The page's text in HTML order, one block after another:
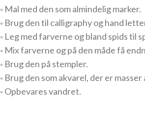
◦ Mal med den som almindelig marker.
◦ Brug den til calligraphy og hand
◦ Leg med farverne og bland spids til
◦ Mix farverne og på den måde få
◦ Brug den på stempler.
◦ Brug den som akvarel, der er
◦ Opbevares vandret.